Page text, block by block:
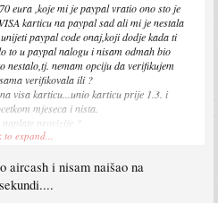
eura ,koje mi je paypal vratio ono sto je
karticu na paypal sad ali mi je nestala
paypal code onaj,koji dodje kada ti
to u paypal nalogu i nisam odmah bio
nestalo,tj. nemam opciju da verifikujem
verifikovala ili ?
visa karticu...unio karticu prije 1.3. i
mjeseca i nista.
provizije ?
i standard...obje kostaju 9 KM.
prebacivao ? Iznos je u eurima,tako
?
to expand...
aircash i nisam naišao na